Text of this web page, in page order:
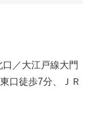
／大江戸線大門
口徒歩7分、ＪＲ